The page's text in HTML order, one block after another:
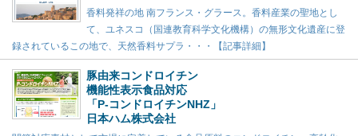
香料発祥の地 南フランス・グラース。香料産業の聖地とし
て、ユネスコ（国連教育科学文化機構）の無形文化遺産に登
録されているこの地で、天然香料サプラ・・・【記事詳細】
豚由来コンドロイチン
機能性表示食品対応
「P-コンドロイチンNHZ」
日本ハム株式会社